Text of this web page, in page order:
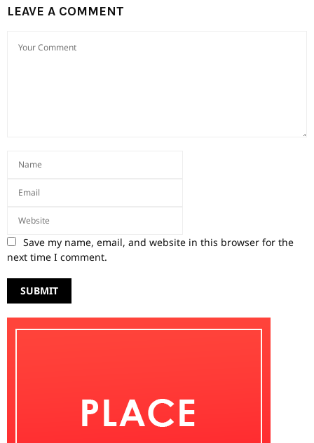
LEAVE A COMMENT
Save my name, email, and website in this browser for the
next time I comment.